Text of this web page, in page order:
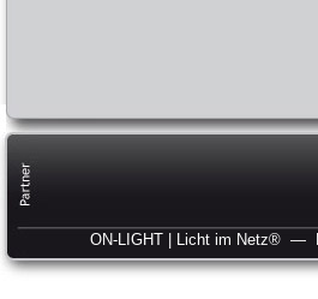
ON-LIGHT | Licht im Netz® —